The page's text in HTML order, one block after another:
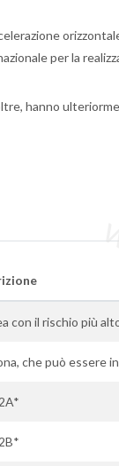
per la
hanno
con il rischio più
che può essere